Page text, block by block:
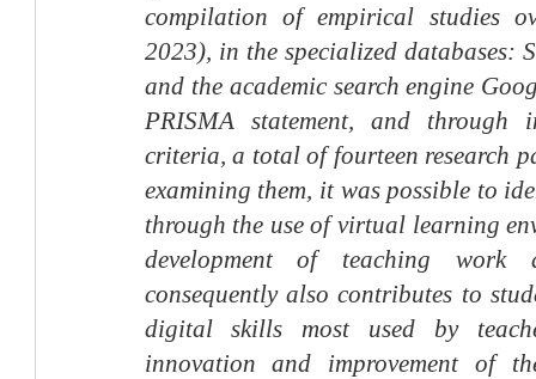
compilation of empirical studies
2023), in the specialized databases:
and the academic search engine
PRISMA statement, and through
criteria, a total of fourteen research
examining them, it was possible to
through the use of virtual learning
development of teaching work
consequently also contributes to
digital skills most used by
innovation and improvement of